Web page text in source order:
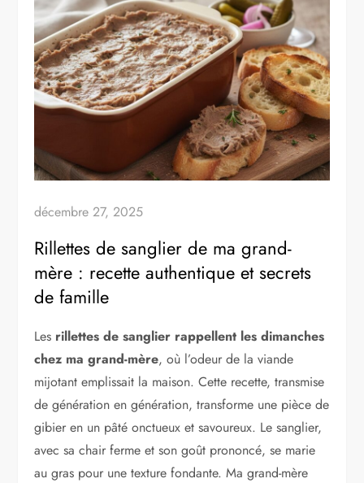
décembre 27, 2025
Rillettes de sanglier de ma grand-
mère : recette authentique et secrets
de famille
Les rillettes de sanglier rappellent les dimanches
chez ma grand-mère, où l’odeur de la viande
mijotant emplissait la maison. Cette recette, transmise
de génération en génération, transforme une pièce de
gibier en un pâté onctueux et savoureux. Le sanglier,
avec sa chair ferme et son goût prononcé, se marie
au gras pour une texture fondante. Ma grand-mère